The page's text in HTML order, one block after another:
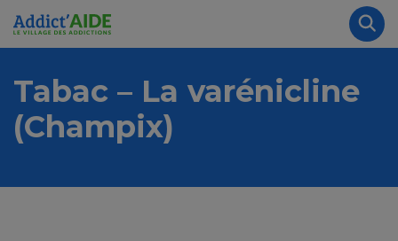
Aller au contenu principal
Tabac – La varénicline
(Champix)
Panneau de gestion des cookies